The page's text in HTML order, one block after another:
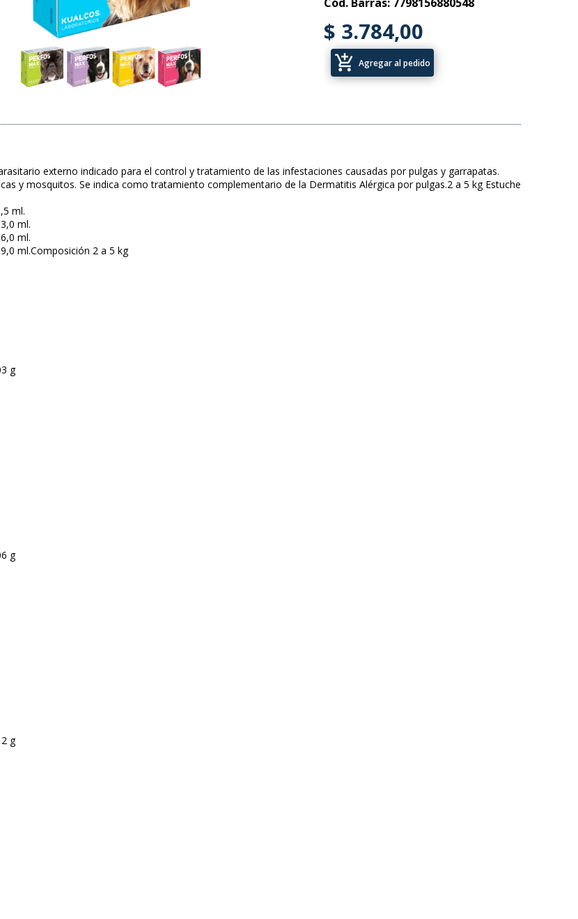
$ 3.784,00
add_shopping_cart Agregar al pedido
externo indicado para el control y tratamiento de las infestaciones causadas por pulgas y garrapatas.
y mosquitos. Se indica como tratamiento complementario de la Dermatitis Alérgica por pulgas.2 a 5 kg Estuche
ml.
ml.
ml.
ml.Composición 2 a 5 kg
g
g
g